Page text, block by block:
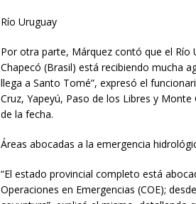
Río Uruguay
Por otra parte, Márquez contó que el Río
Chapecó (Brasil) está recibiendo mucha
llega a Santo Tomé”, expresó el
Cruz, Yapeyú, Paso de los Libres y
de la fecha.
Áreas abocadas a la emergencia
“El estado provincial completo está
Operaciones en Emergencias (COE);